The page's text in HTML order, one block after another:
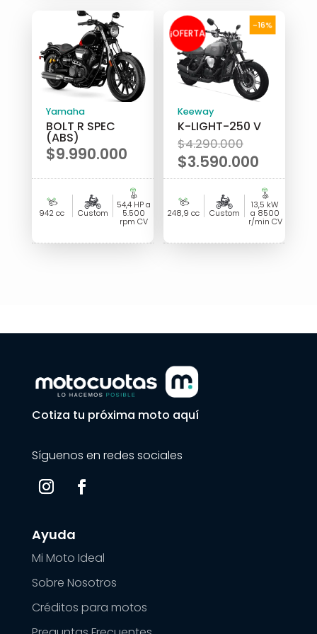
$4.710.000.
Yamaha
BOLT R SPEC
(ABS)
$9.990.000
942 cc Custom
54,4 HP a
5.500
rpm CV
-16%
¡OFERTA
!
Keeway
K-LIGHT-250 V
$4.290.000El
precio
original
era:
$3.590.000
El
precio
actual
248,9 cc Custom
13,5 kW
a 8500
r/min CV
Cotiza tu próxima moto aquí
Síguenos en redes sociales
Ayuda
Mi Moto Ideal
Sobre Nosotros
Créditos para motos